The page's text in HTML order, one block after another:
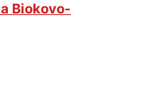
Biokovo-